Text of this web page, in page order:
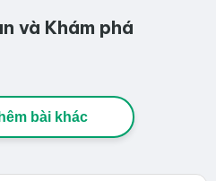
và Khám phá
bài khác